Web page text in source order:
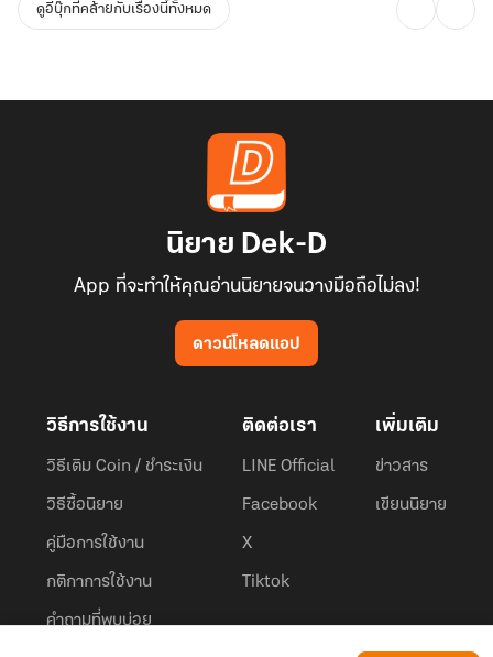
ดูอีบุ๊กที่คล้ายกับเรื่องนี้ทั้งหมด
นิยาย Dek-D
App ที่จะทำให้คุณอ่านนิยายจนวางมือถือไม่ลง!
ดาวน์โหลดแอป
วิธีการใช้งาน
วิธีเติม Coin / ชำระเงิน
วิธีซื้อนิยาย
คู่มือการใช้งาน
กติกาการใช้งาน
คำถามที่พบบ่อย
ติดต่อเรา
LINE Official
Facebook
X
Tiktok
เพิ่มเติม
ข่าวสาร
เขียนนิยาย